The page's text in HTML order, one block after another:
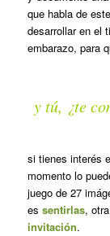
que habla de
desarrollar en el
embarazo, para
y tú, ¿te
si tienes interés
momento lo
juego de 27
es sentirlas,
invitación.